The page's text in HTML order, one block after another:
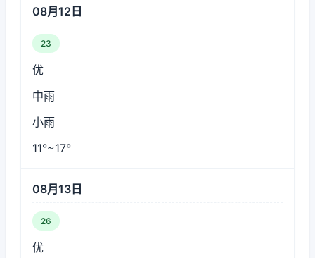
08月12日
23
优
中雨
小雨
11°~17°
08月13日
26
优